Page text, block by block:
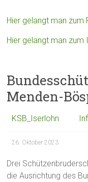
Hier gelangt man
Hier gelangt man
Menden-
KSB_Iserlohn
26. Oktober 2023
Drei
die Ausrichtung des